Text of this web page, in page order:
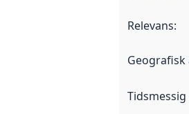
Relevans: